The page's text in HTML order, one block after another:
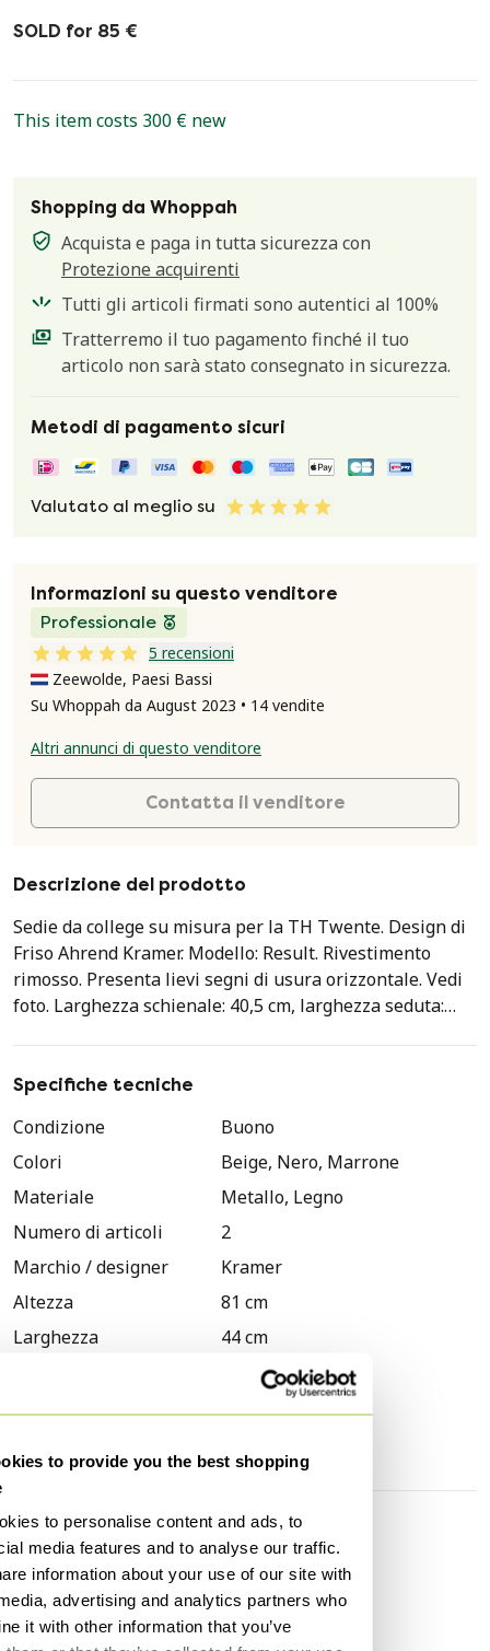
to provide you the best shopping
to personalise content and ads, to
media features and to analyse our traffic.
information about your use of our site with
advertising and analytics partners who
it with other information that you’ve
SOLD for 85 €
This item costs 300 € new
Shopping da Whoppah
Acquista e paga in tutta sicurezza con
Protezione acquirenti
Tutti gli articoli firmati sono autentici al 100%
Tratterremo il tuo pagamento finché il tuo
articolo non sarà stato consegnato in sicurezza.
Metodi di pagamento sicuri
Valutato al meglio su
Informazioni su questo venditore
Professionale
5 recensioni
Zeewolde, Paesi Bassi
Su Whoppah da August 2023 • 14 vendite
Altri annunci di questo venditore
Contatta il venditore
Descrizione del prodotto
Sedie da college su misura per la TH Twente. Design di
Friso Ahrend Kramer. Modello: Result. Rivestimento
rimosso. Presenta lievi segni di usura orizzontale. Vedi
foto. Larghezza schienale: 40,5 cm, larghezza seduta:
profondità seduta: 43,5 cm, profondità totale: 48 cm.
Vedi sopra. Gli strati del sedile di una sedia sono
leggermente allentati. Il rivestimento del sedile è stato
rimosso. L&#39;angolo dello schienale di una sedia è
Specifiche tecniche
Condizione
Buono
Colori
Beige, Nero, Marrone
Materiale
Metallo, Legno
Numero di articoli
2
Marchio / designer
Kramer
Altezza
81 cm
Larghezza
44 cm
48 cm
Scoprire di più
Sedie da pranzo Kramer